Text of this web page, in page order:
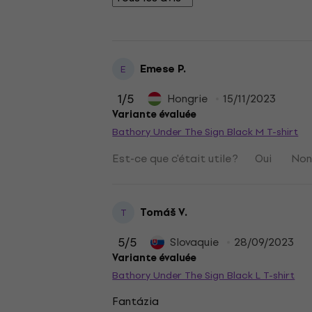
E Emese P.
1/5 Hongrie 15/11/2023
Variante évaluée
Bathory Under The Sign Black M T-shirt
Est-ce que c'était utile ? Oui Non
T Tomáš V.
5/5 Slovaquie 28/09/2023
Variante évaluée
Bathory Under The Sign Black L T-shirt
Fantázia